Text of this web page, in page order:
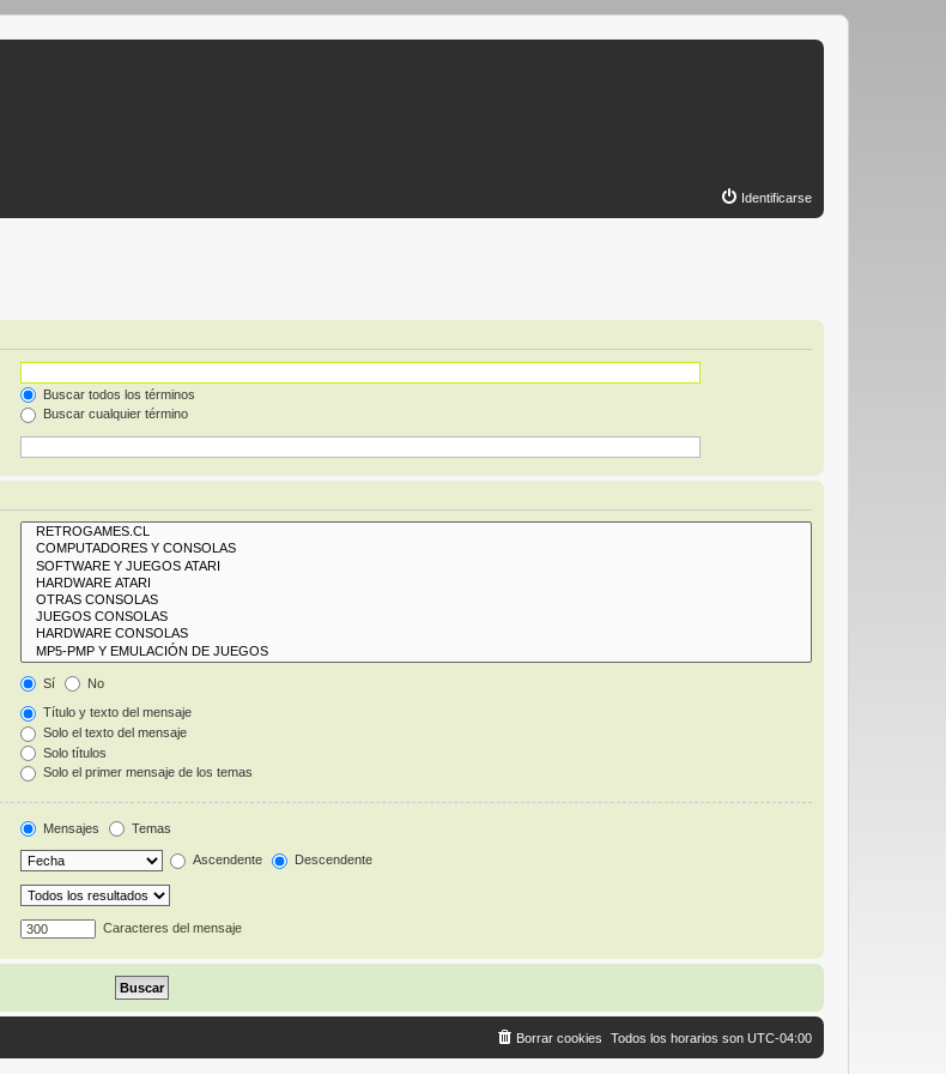
Identificarse
Buscar todos los términos
Buscar cualquier término
Sí No
Título y texto del mensaje
Solo el texto del mensaje
Solo títulos
Solo el primer mensaje de los temas
Mensajes Temas
Ascendente Descendente
Caracteres del mensaje
Todos los horarios son UTC-04:00
Borrar cookies